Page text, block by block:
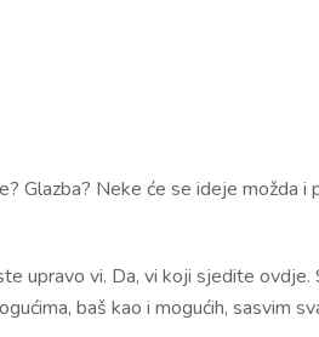
Glazba? Neke će se ideje možda i
upravo vi. Da, vi koji sjedite ovdje.
baš kao i mogućih, sasvim